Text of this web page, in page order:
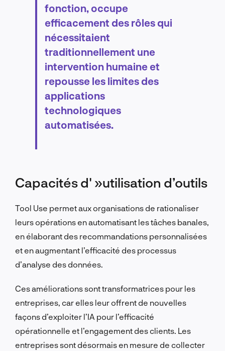
fonction, occupe
efficacement des rôles qui
nécessitaient
traditionnellement une
intervention humaine et
repousse les limites des
applications
technologiques
automatisées.
Capacités d' »utilisation d’outils
Tool Use permet aux organisations de rationaliser
leurs opérations en automatisant les tâches banales,
en élaborant des recommandations personnalisées
et en augmentant l’efficacité des processus
d’analyse des données.
Ces améliorations sont transformatrices pour les
entreprises, car elles leur offrent de nouvelles
façons d’exploiter l’IA pour l’efficacité
opérationnelle et l’engagement des clients. Les
entreprises sont désormais en mesure de collecter